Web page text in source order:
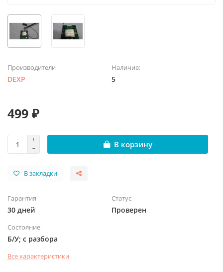
Производители
DEXP
Наличие:
5
499 ₽
В корзину
В закладки
Гарантия
30 дней
Статус
Проверен
Состояние
Б/У; с разбора
Все характеристики